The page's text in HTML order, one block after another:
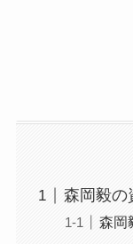
森岡毅の
森岡